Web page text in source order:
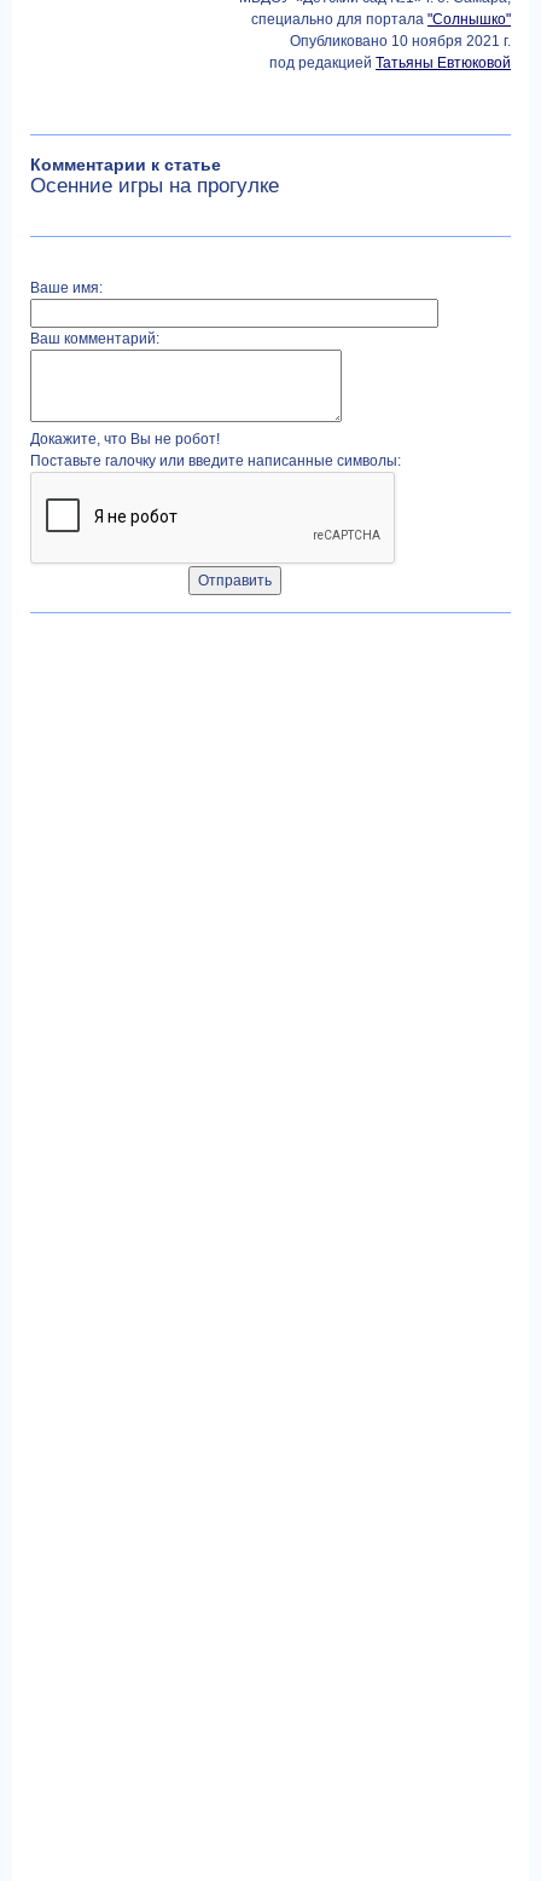
специально для портала "Солнышко"
Опубликовано 10 ноября 2021 г.
под редакцией Татьяны Евтюковой
Комментарии к статье
Осенние игры на прогулке
Ваше имя:
Ваш комментарий:
Докажите, что Вы не робот!
Поставьте галочку или введите написанные символы: